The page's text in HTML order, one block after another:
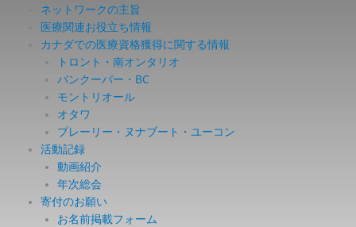
ネットワークの主旨
医療関連お役立ち情報
カナダでの医療資格獲得に関する情報
トロント・南オンタリオ
バンクーバー・BC
モントリオール
オタワ
プレーリー・ヌナブート・ユーコン
活動記録
動画紹介
年次総会
寄付のお願い
お名前掲載フォーム